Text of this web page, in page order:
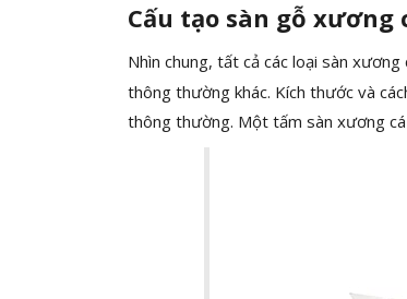
Cấu tạo sàn gỗ xương
Nhìn chung, tất cả các loại sàn
thông thường khác. Kích thước và
thông thường. Một tấm sàn xương